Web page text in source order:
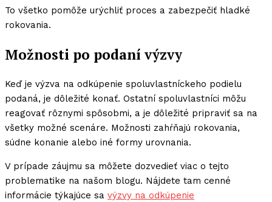
To všetko pomôže urýchliť proces a zabezpečiť hladké
rokovania.
Možnosti po podaní výzvy
Keď je výzva na odkúpenie spoluvlastníckeho podielu
podaná, je dôležité konať. Ostatní spoluvlastníci môžu
reagovať rôznymi spôsobmi, a je dôležité pripraviť sa na
všetky možné scenáre. Možnosti zahŕňajú rokovania,
súdne konanie alebo iné formy urovnania.
V prípade záujmu sa môžete dozvedieť viac o tejto
problematike na našom blogu. Nájdete tam cenné
informácie týkajúce sa výzvy na odkúpenie